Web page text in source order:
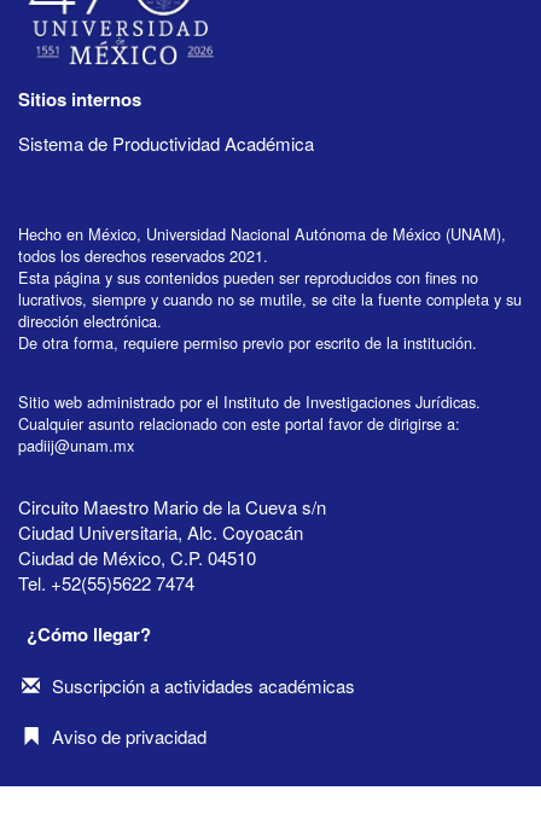
Sitios internos
Sistema de Productividad Académica
Hecho en México, Universidad Nacional Autónoma de México (UNAM),
todos los derechos reservados 2021.
Esta página y sus contenidos pueden ser reproducidos con fines no
lucrativos, siempre y cuando no se mutile, se cite la fuente completa y su
dirección electrónica.
De otra forma, requiere permiso previo por escrito de la institución.
Sitio web administrado por el Instituto de Investigaciones Jurídicas.
Cualquier asunto relacionado con este portal favor de dirigirse a:
padiij@unam.mx
Circuito Maestro Mario de la Cueva s/n
Ciudad Universitaria, Alc. Coyoacán
Ciudad de México, C.P. 04510
Tel. +52(55)5622 7474
¿Cómo llegar?
Suscripción a actividades académicas
Aviso de privacidad